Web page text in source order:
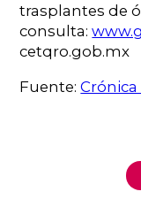
trasplantes de
consulta:
cetqro.gob.mx
Fuente:Crónica